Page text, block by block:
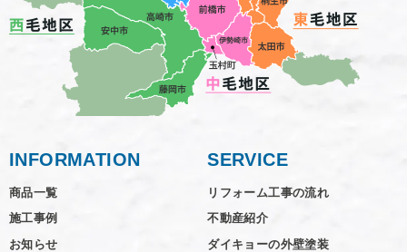
INFORMATION
商品一覧
施工事例
お知らせ
SERVICE
リフォーム工事の流れ
不動産紹介
ダイキョーの外壁塗装